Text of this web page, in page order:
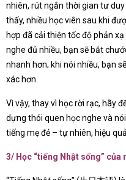
nhiên, rút ngắn thời gian tư duy
thấy, nhiều học viên sau khi
hợp đã cải thiện tốc độ phản
nghe đủ nhiều, bạn sẽ bắt
nhanh hơn; khi nói nhiều, bạn
xác hơn.
Vì vậy, thay vì học rời rạc, hãy
dựng thói quen học nghe và
tiếng mẹ đẻ – tự nhiên, hiệu
3/ Học “tiếng Nhật sống” của